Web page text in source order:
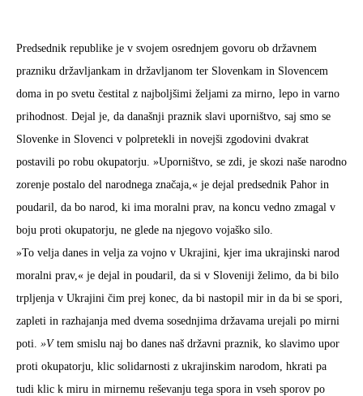
Predsednik republike je v svojem osrednjem govoru ob državnem
prazniku državljankam in državljanom ter Slovenkam in Slovencem
doma in po svetu čestital z najboljšimi željami za mirno, lepo in varno
prihodnost. Dejal je, da današnji praznik slavi uporništvo, saj smo se
Slovenke in Slovenci v polpretekli in novejši zgodovini dvakrat
postavili po robu okupatorju. »Uporništvo, se zdi, je skozi naše narodno
zorenje postalo del narodnega značaja,« je dejal predsednik Pahor in
poudaril, da bo narod, ki ima moralni prav, na koncu vedno zmagal v
boju proti okupatorju, ne glede na njegovo vojaško silo.
»To velja danes in velja za vojno v Ukrajini, kjer ima ukrajinski narod
moralni prav,« je dejal in poudaril, da si v Sloveniji želimo, da bi bilo
trpljenja v Ukrajini čim prej konec, da bi nastopil mir in da bi se spori,
zapleti in razhajanja med dvema sosednjima državama urejali po mirni
poti. »Vtem smislu naj bo danes naš državni praznik, ko slavimo upor
proti okupatorju, klic solidarnosti z ukrajinskim narodom, hkrati pa
tudi klic k miru in mirnemu reševanju tega spora in vseh sporov po